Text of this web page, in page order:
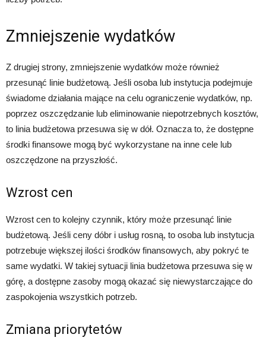
Zmniejszenie wydatków
Z drugiej strony, zmniejszenie wydatków może również
przesunąć linie budżetową. Jeśli osoba lub instytucja podejmuje
świadome działania mające na celu ograniczenie wydatków, np.
poprzez oszczędzanie lub eliminowanie niepotrzebnych kosztów,
to linia budżetowa przesuwa się w dół. Oznacza to, że dostępne
środki finansowe mogą być wykorzystane na inne cele lub
oszczędzone na przyszłość.
Wzrost cen
Wzrost cen to kolejny czynnik, który może przesunąć linie
budżetową. Jeśli ceny dóbr i usług rosną, to osoba lub instytucja
potrzebuje większej ilości środków finansowych, aby pokryć te
same wydatki. W takiej sytuacji linia budżetowa przesuwa się w
górę, a dostępne zasoby mogą okazać się niewystarczające do
zaspokojenia wszystkich potrzeb.
Zmiana priorytetów